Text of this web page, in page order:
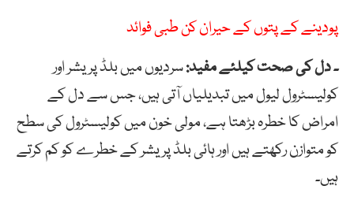
پودینے کے پتوں کے حیران کن طبی فوائد
۔ دل کی صحت کیلئے مفید:سردیوں میں بلڈ پریشر اور
کولیسٹرول لیول میں تبدیلیاں آتی ہیں، جس سے دل کے
امراض کا خطرہ بڑھتا ہے، مولی خون میں کولیسٹرول کی سطح
کو متوازن رکھتے ہیں اور ہائی بلڈ پریشر کے خطرے کو کم کرتے
ہیں۔